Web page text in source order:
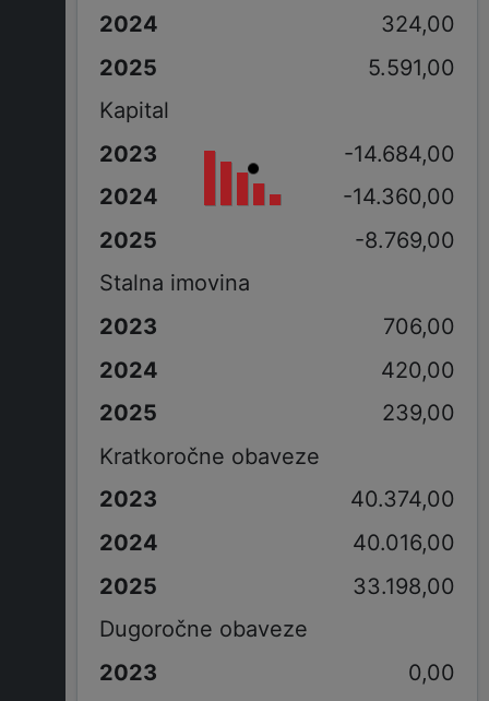
324,00
5.591,00
Kapital
-14.684,00
-14.360,00
-8.769,00
Stalna imovina
706,00
420,00
239,00
Kratkoročne obaveze
40.374,00
40.016,00
33.198,00
Dugoročne obaveze
0,00